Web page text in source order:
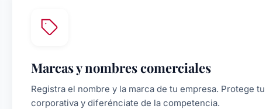
Marcas y nombres comerciales
Registra el nombre y la marca de tu empresa. Protege
corporativa y diferénciate de la competencia.